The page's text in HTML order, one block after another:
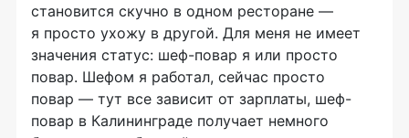
становится скучно в одном ресторане —
я просто ухожу в другой. Для меня не имеет
значения статус: шеф-повар я или просто
повар. Шефом я работал, сейчас просто
повар — тут все зависит от зарплаты, шеф-
повар в Калининграде получает немного